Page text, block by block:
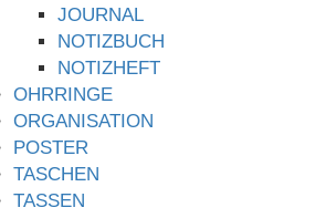
JOURNAL
NOTIZBUCH
NOTIZHEFT
OHRRINGE
ORGANISATION
POSTER
TASCHEN
TASSEN